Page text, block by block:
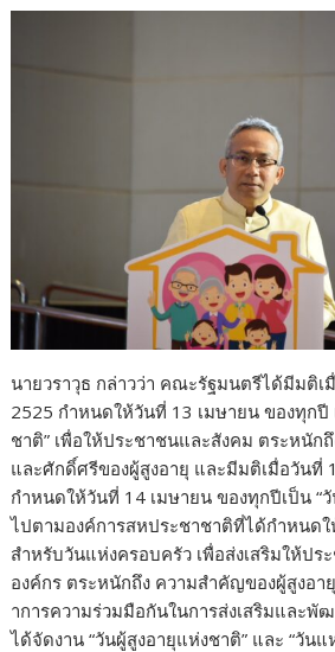
นายวราวุธ กล่าวว่า คณะรัฐมนตรีได้มีมติเ
2525 กำหนดให้วันที่ 13 เมษายน ของทุกปี
ชาติ” เพื่อให้ประชาชนและสังคม ตระหนั
และศักดิ์ศรีของผู้สูงอายุ และมีมติเมื่อวันที่
กำหนดให้วันที่ 14 เมษายน ของทุกปีเป็น “
ไปตามองค์การสหประชาชาติที่ได้กำหนดใ
สำหรับวันแห่งครอบครัว เพื่อส่งเสริมให้ปร
องค์กร ตระหนักถึง ความสำคัญของผู้สูงอ
าการความร่วมมือกันในการส่งเสริมและพั
ได้จัดงาน “วันผู้สูงอายุแห่งชาติ” และ “วัน